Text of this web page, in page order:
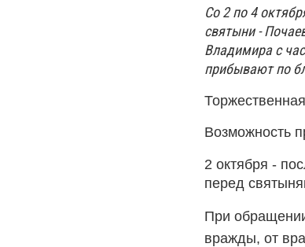
Со 2 по 4
святыни -
Владимира с
прибывают по
Возможность
2 октября -
перед
При
вражды, от